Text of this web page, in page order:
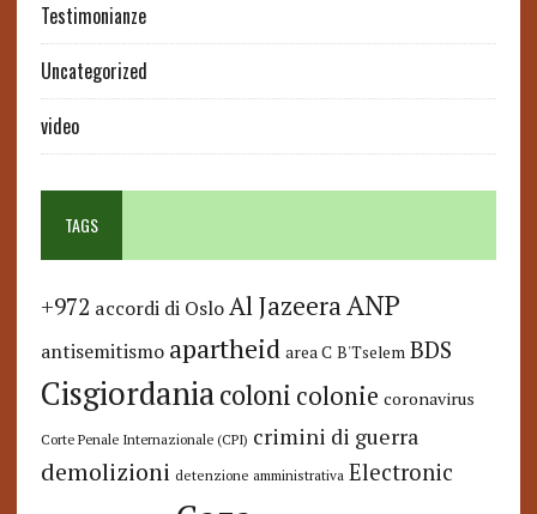
Testimonianze
Uncategorized
video
TAGS
+972 accordi di Oslo Al JazeeraANP
antisemitismo apartheid area C B'Tselem BDS
Cisgiordaniacoloni colonie coronavirus
Corte Penale Internazionale (CPI) crimini di guerra
demolizioni detenzione amministrativa Electronic